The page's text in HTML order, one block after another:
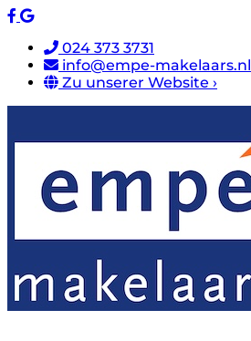
024 373 3731
info@empe-makelaars.nl
Zu unserer Website ›